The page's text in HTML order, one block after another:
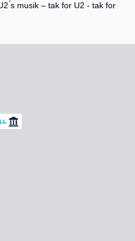
́s musik – tak for U2 - tak for